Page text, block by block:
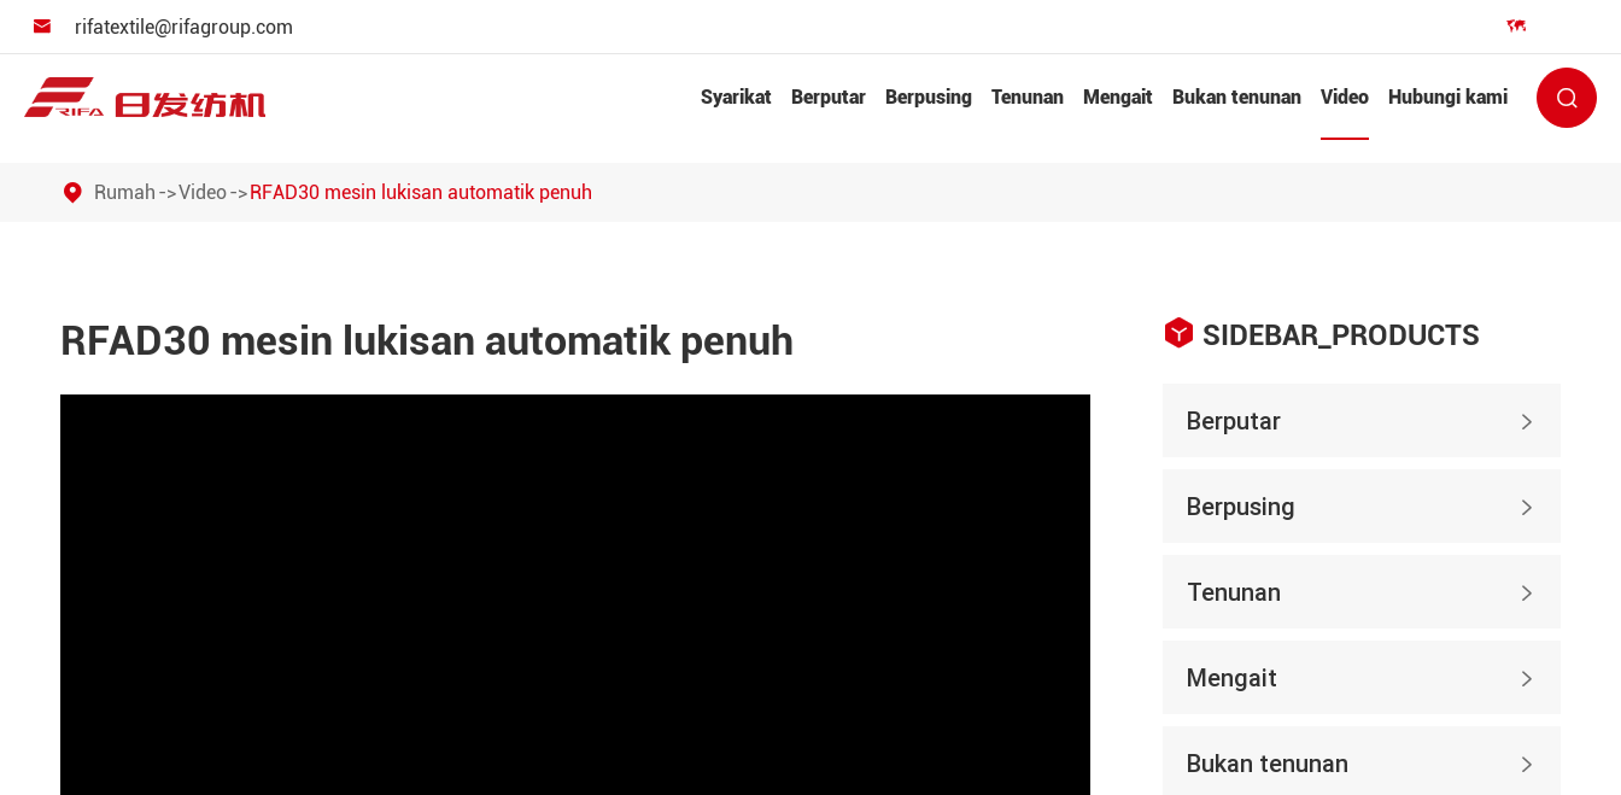
 rifatextile@rifagroup.com 
Syarikat Berputar Berpusing Tenunan Mengait Bukan tenunan Video Hubungi kami 
Rumah Video RFAD30 mesin lukisan automatik penuh
RFAD30 mesin lukisan automatik penuh  SIDEBAR_PRODUCTS
Berputar 
Berpusing 
Tenunan 
Mengait 
Bukan tenunan 